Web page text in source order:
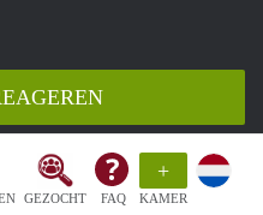
GEZOCHT FAQ
+
KAMER